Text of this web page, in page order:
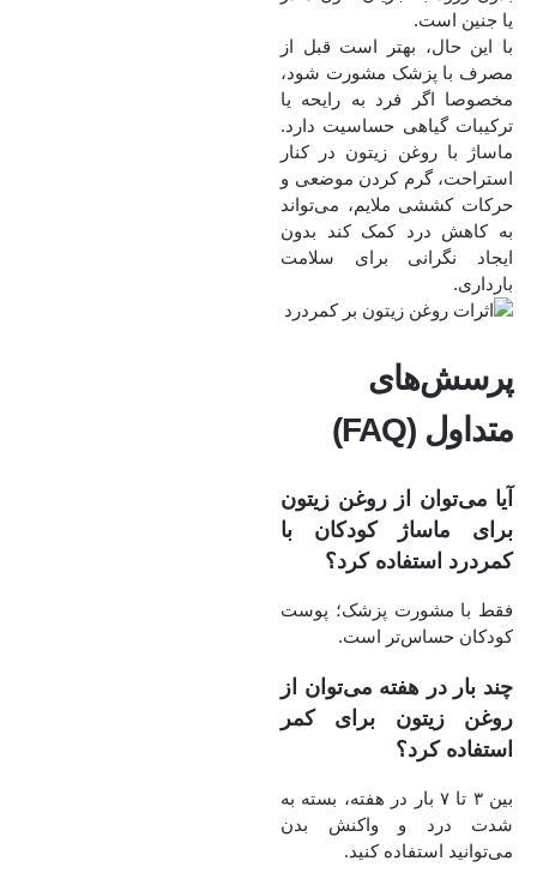
یا جنین است.
با این حال، بهتر است قبل از
مصرف با پزشک مشورت شود،
مخصوصا اگر فرد به رایحه یا
ترکیبات گیاهی حساسیت دارد.
ماساژ با روغن زیتون در کنار
استراحت، گرم‌ کردن موضعی و
حرکات کششی ملایم، می‌تواند
به کاهش درد کمک کند بدون
ایجاد نگرانی برای سلامت
بارداری.
پرسش‌های
متداول (FAQ)
آیا می‌توان از روغن زیتون
برای ماساژ کودکان با
کمردرد استفاده کرد؟
فقط با مشورت پزشک؛ پوست
کودکان حساس‌تر است.
چند بار در هفته می‌توان از
روغن زیتون برای کمر
استفاده کرد؟
بین ۳ تا ۷ بار در هفته، بسته به
شدت درد و واکنش بدن
می‌توانید استفاده کنید.